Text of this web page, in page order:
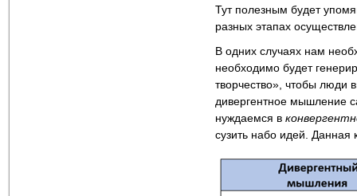
Тут полезным будет
разных этапах
В одних случаях нам
необходимо будет
творчество», чтобы люди
дивергентное мышление
нуждаемся в
сузить набо идей. Данная